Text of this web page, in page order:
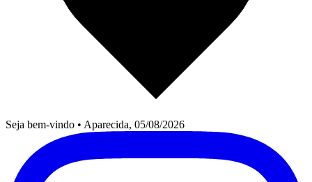
Seja bem-vindo • Aparecida, 05/08/2026